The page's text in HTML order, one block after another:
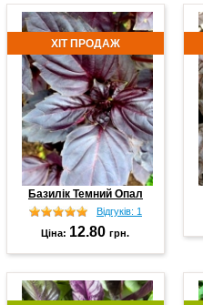
ХІТ ПРОДАЖ
Базилік Темний Опал
Відгуків: 1
Ціна: 12.80грн.